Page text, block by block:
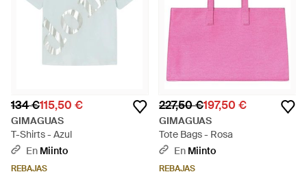
134 €115,50 €
GIMAGUAS
T-Shirts - Azul
En Miinto
REBAJAS
227,50 €197,50 €
GIMAGUAS
Tote Bags - Rosa
En Miinto
REBAJAS